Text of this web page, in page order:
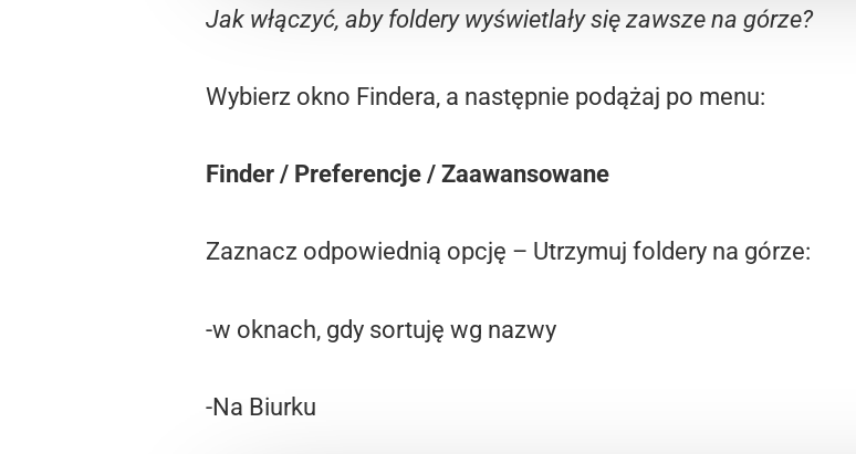
Jak włączyć, aby foldery wyświetlały się zawsze na górze?
Wybierz okno Findera, a następnie podążaj po menu:
Finder / Preferencje / Zaawansowane
Zaznacz odpowiednią opcję – Utrzymuj foldery na górze:
-w oknach, gdy sortuję wg nazwy
-Na Biurku